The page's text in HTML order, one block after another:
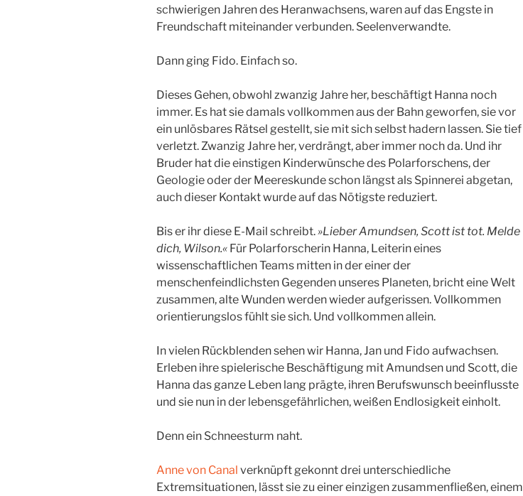
schwierigen Jahren des Heranwachsens, waren auf das Engste in
Freundschaft miteinander verbunden. Seelenverwandte.
Dann ging Fido. Einfach so.
Dieses Gehen, obwohl zwanzig Jahre her, beschäftigt Hanna noch
immer. Es hat sie damals vollkommen aus der Bahn geworfen, sie vor
ein unlösbares Rätsel gestellt, sie mit sich selbst hadern lassen. Sie tief
verletzt. Zwanzig Jahre her, verdrängt, aber immer noch da. Und ihr
Bruder hat die einstigen Kinderwünsche des Polarforschens, der
Geologie oder der Meereskunde schon längst als Spinnerei abgetan,
auch dieser Kontakt wurde auf das Nötigste reduziert.
Bis er ihr diese E-Mail schreibt.»Lieber Amundsen, Scott ist tot. Melde
dich, Wilson.« Für Polarforscherin Hanna, Leiterin eines
wissenschaftlichen Teams mitten in der einer der
menschenfeindlichsten Gegenden unseres Planeten, bricht eine Welt
zusammen, alte Wunden werden wieder aufgerissen. Vollkommen
orientierungslos fühlt sie sich. Und vollkommen allein.
In vielen Rückblenden sehen wir Hanna, Jan und Fido aufwachsen.
Erleben ihre spielerische Beschäftigung mit Amundsen und Scott, die
Hanna das ganze Leben lang prägte, ihren Berufswunsch beeinflusste
und sie nun in der lebensgefährlichen, weißen Endlosigkeit einholt.
Denn ein Schneesturm naht.
Anne von Canal verknüpft gekonnt drei unterschiedliche
Extremsituationen, lässt sie zu einer einzigen zusammenfließen, einem